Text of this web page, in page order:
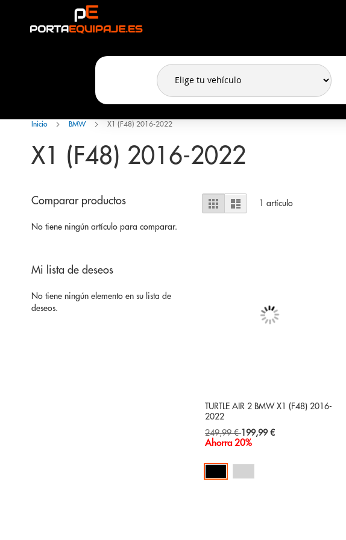
Inicio BMW X1 (F48) 2016-2022
X1 (F48) 2016-2022
Ver
como
ParrillaLista 1 artículo
TURTLE AIR 2 BMW X1 (F48) 2016-
2022
249,99 € Special
Price
199,99 €
Ahorra 20%
Comparar productos
No tiene ningún artículo para comparar.
Mi lista de deseos
No tiene ningún elemento en su lista de
deseos.
Panel de gestión de cookies